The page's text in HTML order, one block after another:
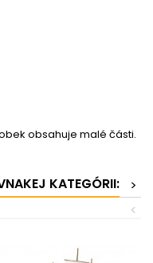
obsahuje malé části.
KATEGÓRII:
>
<